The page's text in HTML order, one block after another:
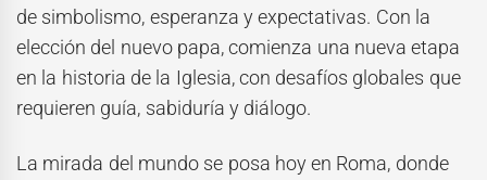
de simbolismo, esperanza y expectativas. Con la
elección del nuevo papa, comienza una nueva etapa
en la historia de la Iglesia, con desafíos globales que
requieren guía, sabiduría y diálogo.
La mirada del mundo se posa hoy en Roma, donde